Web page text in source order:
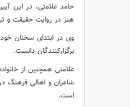
حامد علامتی، در این
هنر در روایت حقیقت و
وی در ابتدای سخنان
برگزارکنندگان دانست.
علامتی همچنین از
شاعران و اهالی فرهنگ
است.